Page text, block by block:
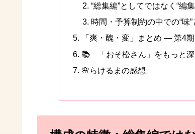
“総集編”としてではなく“編
時間・予算制約の中での“味
「爽・醜・変」まとめ — 第4
📚 「おそ松さん」をもっと深
🌸らけるまの感想